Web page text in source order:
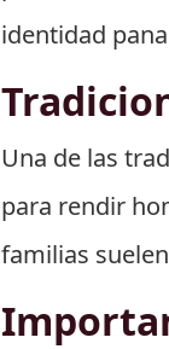
identidad
Una de las
para rendir
familias